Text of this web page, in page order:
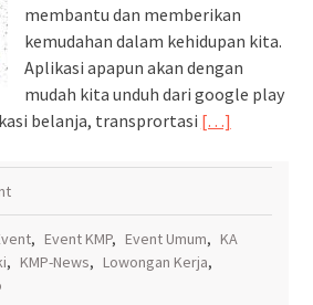
membantu dan memberikan
kemudahan dalam kehidupan kita.
Aplikasi apapun akan dengan
mudah kita unduh dari google play
belanja, transprortasi […]
, Event KMP, Event Umum, KA
, KMP-News, Lowongan Kerja,